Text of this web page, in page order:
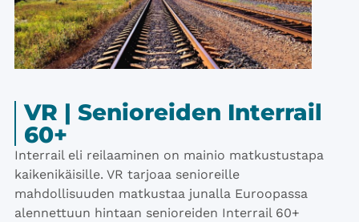
VR | Senioreiden Interrail
60+
​​Interrail​ eli reilaaminen on mainio matkustustapa
kaikenikäisille. VR tarjoaa senioreille
mahdollisuuden matkustaa junalla Euroopassa
alennettuun hintaan senioreiden Interrail 60+